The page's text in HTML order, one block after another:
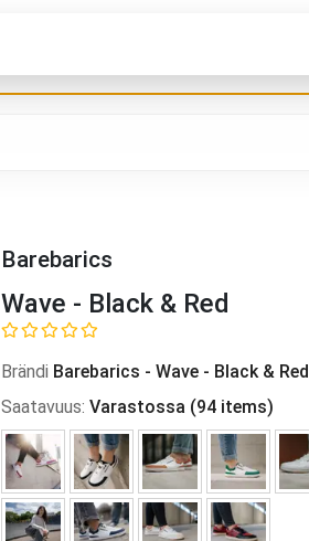
Barebarics
Wave - Black & Red
Brändi Barebarics - Wave - Black & Red
Saatavuus: Varastossa (94 items)